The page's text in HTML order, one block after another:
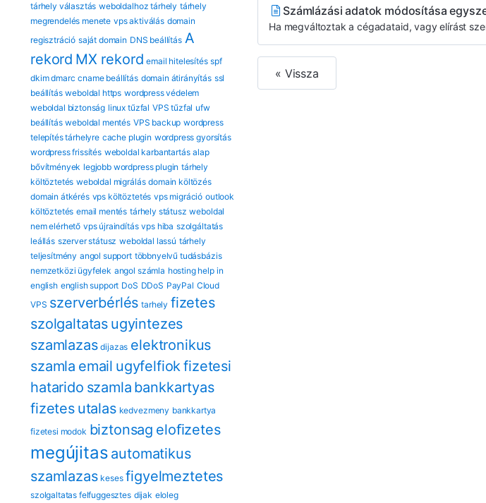
tárhely választás weboldalhoz tárhely tárhely
megrendelés menete vps aktiválás domain
regisztráció saját domain DNS beállítás A
rekord MX rekord email hitelesítés spf
dkim dmarc cname beállítás domain átirányítás ssl
beállítás weboldal https wordpress védelem
weboldal biztonság linux tűzfal VPS tűzfal ufw
beállítás weboldal mentés VPS backup wordpress
telepítés tárhelyre cache plugin wordpress gyorsítás
wordpress frissítés weboldal karbantartás alap
bővítmények legjobb wordpress plugin tárhely
költöztetés weboldal migrálás domain költözés
domain átkérés vps költöztetés vps migráció outlook
költöztetés email mentés tárhely státusz weboldal
nem elérhető vps újraindítás vps hiba szolgáltatás
leállás szerver státusz weboldal lassú tárhely
teljesítmény angol support többnyelvű tudásbázis
nemzetközi ügyfelek angol számla hosting help in
english english support DoS DDoS PayPal Cloud
VPS szerverbérlés tarhely fizetes
szolgaltatas ugyintezes
szamlazas dijazas elektronikus
szamla email ugyfelfiokfizetesi
hatarido szamla bankkartyas
fizetes utalas kedvezmeny bankkartya
fizetesi modok biztonsag eloﬁzetes
megújitas automatikus
szamlazas keses figyelmeztetes
szolgaltatas felfuggesztes dijak eloleg
Számlázási adatok módosítása
Ha megváltoztak a cégadataid, vagy elírást
« Vissza